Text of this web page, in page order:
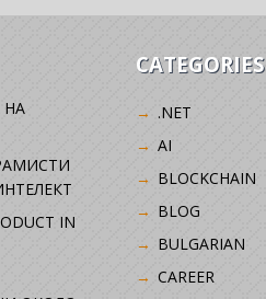
НА
IN
CATEGORIES
.NET
AI
BLOCKCHAIN
BLOG
BULGARIAN
CAREER